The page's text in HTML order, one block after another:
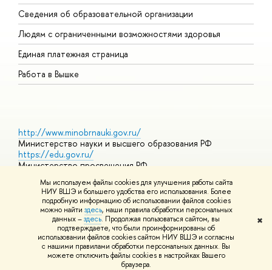
Мы используем файлы cookies для улучшения работы сайта
НИУ ВШЭ и большего удобства его использования. Более
подробную информацию об использовании файлов cookies
можно найти здесь, наши правила обработки персональных
данных –здесь. Продолжая пользоваться сайтом, вы
подтверждаете, что были проинформированы об
использовании файлов cookies сайтом НИУ ВШЭ и согласны
с нашими правилами обработки персональных данных. Вы
можете отключить файлы cookies в настройках Вашего
браузера.
✖
Сведения об образовательной организации
Людям с ограниченными возможностями здоровья
Единая платежная страница
Работа в Вышке
http://www.minobrnauki.gov.ru/
Министерство науки и высшего образования РФ
https://edu.gov.ru/
Министерство просвещения РФ
https://elearning.hse.ru/mooc
Массовые открытые онлайн-курсы
© НИУ ВШЭ 1993–2026 Адреса и контактыУсловия
использования материалов Политика конфиденциальности
Шрифты HSE Sans и HSE Slab разработаны вШколе дизайна НИУ